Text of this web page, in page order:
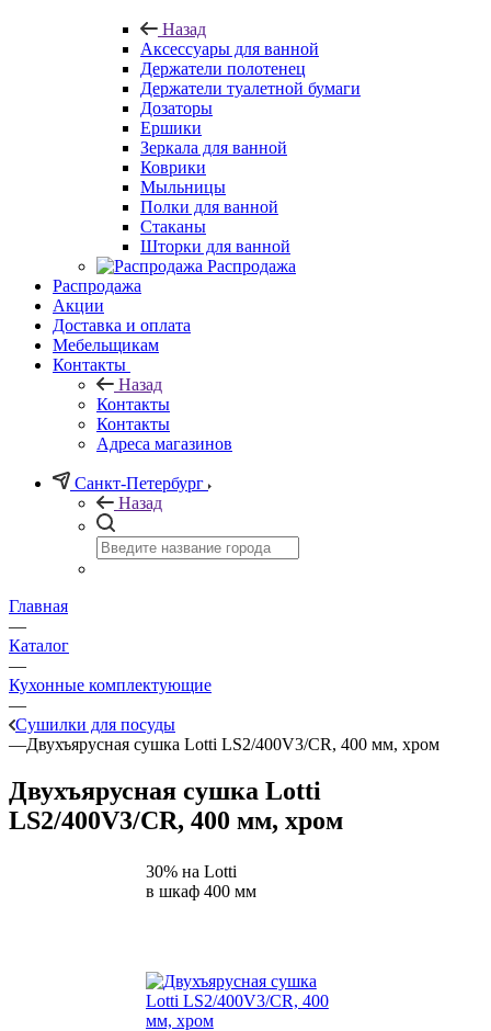
Назад
Аксессуары для ванной
Держатели полотенец
Держатели туалетной бумаги
Дозаторы
Ершики
Зеркала для ванной
Коврики
Мыльницы
Полки для ванной
Стаканы
Шторки для ванной
Распродажа
Распродажа
Акции
Доставка и оплата
Мебельщикам
Контакты
Назад
Контакты
Контакты
Адреса магазинов
Санкт-Петербург
Назад
Главная
—
Каталог
—
Кухонные комплектующие
—
Сушилки для посуды
—Двухъярусная сушка Lotti LS2/400V3/CR, 400 мм, хром
Двухъярусная сушка Lotti
LS2/400V3/CR, 400 мм, хром
30% на Lotti
в шкаф 400 мм